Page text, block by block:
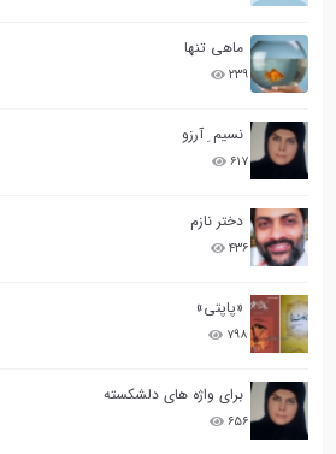
ماهی تنها
۲۳۹
نسیم ِ آرزو
۶۱۷
دختر نازم
۴۳۶
«پاپتی»
۷۹۸
برای واژه های دلشکسته
۶۵۶